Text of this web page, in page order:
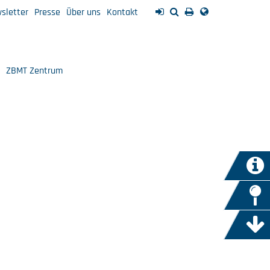
Presse Über uns Kontakt
ZBMT Zentrum